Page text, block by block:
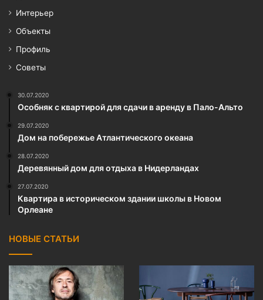
Интерьер
Объекты
Профиль
Советы
30.07.2020
Особняк с квартирой для сдачи в аренду в Пало-Альто
29.07.2020
Дом на побережье Атлантического океана
28.07.2020
Деревянный дом для отдыха в Нидерландах
27.07.2020
Квартира в историческом здании школы в Новом
Орлеане
НОВЫЕ СТАТЬИ